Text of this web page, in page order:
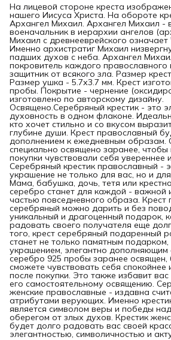
На лицевой стороне креста
нашего Иисуса Христа. На обороте
Архангел Михаил. Архангел Михаил -
военачальник в иерархии ангелов
Михаил с древнееврейского означает
Именно архистратиг Михаил
падших духов с неба. Архангел
покровитель каждого православного
защитник от всякого зла. Размер
Размер ушка - 5.7х3.7 мм. Крест
пробы. Покрытие - чернение
изготовлено по авторскому дизайну.
Освящено.Серебряный крестик - это
духовность в одном флаконе.
кто хочет стильно и со вкусом
глубине души. Крест православный
дополнением к ежедневным образам.
специально освящено заранее, чтобы
покупки чувствовали себя увереннее
Серебряный крестик православный -
украшение не только для вас, но и
Мама, бабушка, дочь, тетя или
серебро станет для каждой - важной
частью повседневного образа. Крест
серебряный можно дарить и без
уникальный и драгоценный подарок,
радовать своего получателя еще
того, крест серебряный подаренный
станет не только памятным
украшением, элегантно дополняющим
серебро 925 пробы заранее освящен,
сможете чувствовать себя спокойнее
после покупки. Это также избавит
его самостоятельному освящению.
женские православные - издавна
атрибутами верующих. Именно
является символом веры и победы
оберегом от злых духов. Крестик
будет долго радовать вас своей
элегантностью, символичностью и